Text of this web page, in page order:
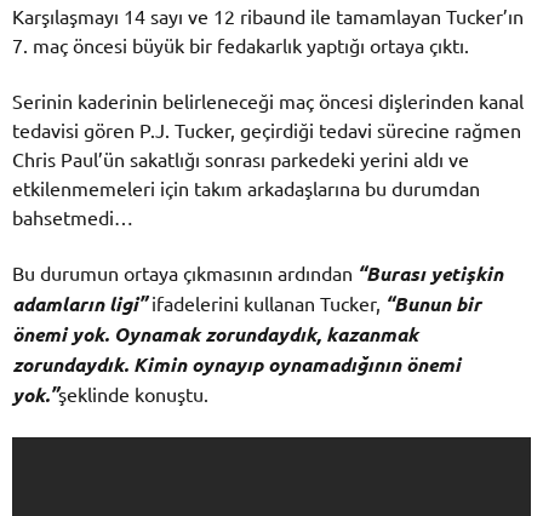
Karşılaşmayı 14 sayı ve 12 ribaund ile tamamlayan Tucker’ın
7. maç öncesi büyük bir fedakarlık yaptığı ortaya çıktı.
Serinin kaderinin belirleneceği maç öncesi dişlerinden kanal
tedavisi gören P.J. Tucker, geçirdiği tedavi sürecine rağmen
Chris Paul’ün sakatlığı sonrası parkedeki yerini aldı ve
etkilenmemeleri için takım arkadaşlarına bu durumdan
bahsetmedi…
Bu durumun ortaya çıkmasının ardından “Burası yetişkin
adamların ligi”ifadelerini kullanan Tucker, “Bunun bir
önemi yok. Oynamak zorundaydık, kazanmak
zorundaydık. Kimin oynayıp oynamadığının önemi
yok.”şeklinde konuştu.